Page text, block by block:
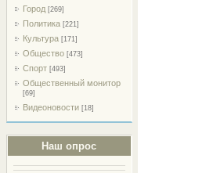
Город [269]
Политика [221]
Культура [171]
Общество [473]
Спорт [493]
Общественный монитор
[69]
Видеоновости [18]
Наш опрос